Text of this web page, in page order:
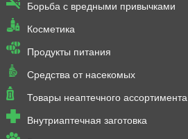
Борьба с вредными привычками
Косметика
Продукты питания
Средства от насекомых
Товары неаптечного ассортимента
Внутриаптечная заготовка